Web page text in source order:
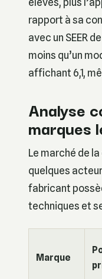
rapport à sa
avec un SEER
moins qu’un
affichant 6,1,
Analyse
marques
Le marché de
quelques
fabricant
techniques et
Marque